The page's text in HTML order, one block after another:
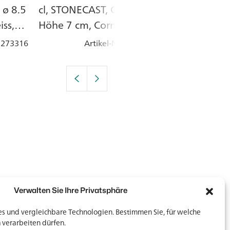
Verwalten Sie Ihre Privatsphäre
und vergleichbare Technologien. Bestimmen Sie, für welche
dürfen.
8.5
cl, STONECAST, Churchill,
Höhe 7 cm, Cornflower
Blue, Steingut
Artikel-Nr.